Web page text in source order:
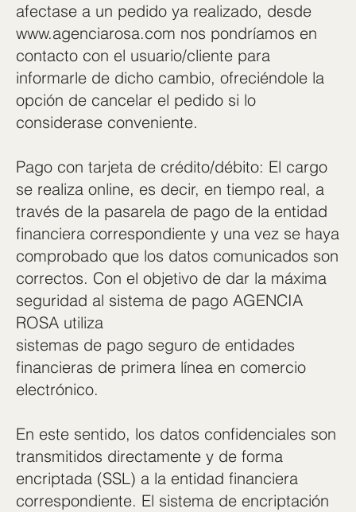
afectase a un pedido ya realizado, desde
www.agenciarosa.com nos pondríamos en
contacto con el usuario/cliente para
informarle de dicho cambio, ofreciéndole la
opción de cancelar el pedido si lo
considerase conveniente.
Pago con tarjeta de crédito/débito: El cargo
se realiza online, es decir, en tiempo real, a
través de la pasarela de pago de la entidad
financiera correspondiente y una vez se haya
comprobado que los datos comunicados son
correctos. Con el objetivo de dar la máxima
seguridad al sistema de pago AGENCIA
ROSA utiliza
sistemas de pago seguro de entidades
financieras de primera línea en comercio
electrónico.
En este sentido, los datos confidenciales son
transmitidos directamente y de forma
encriptada (SSL) a la entidad financiera
correspondiente. El sistema de encriptación